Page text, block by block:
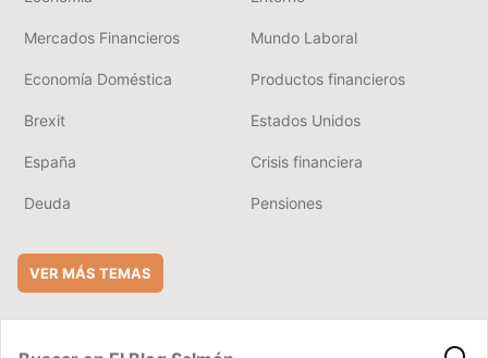
Mercados Financieros Mundo Laboral
Economía Doméstica Productos financieros
Brexit Estados Unidos
España Crisis financiera
Deuda Pensiones
VER MÁS TEMAS